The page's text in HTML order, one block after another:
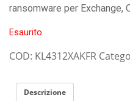
ransomware per Exchange,
Esaurito
COD: KL4312XAKFR
Descrizione